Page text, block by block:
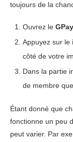
toujours de la
Ouvrez le GPay
Appuyez sur le
côté de votre
Dans la partie
de membre
Étant donné que
fonctionne un peu
peut varier. Par